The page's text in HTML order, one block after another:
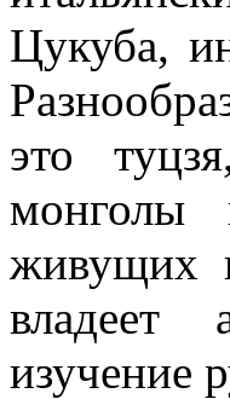
Цукуба,
это
монголы
живущих
владеет
изучение